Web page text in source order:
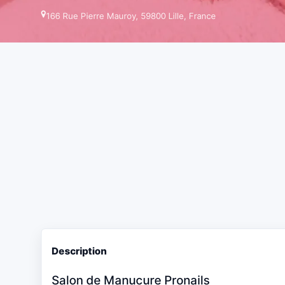
166 Rue Pierre Mauroy, 59800 Lille, France
Description
Salon de Manucure Pronails